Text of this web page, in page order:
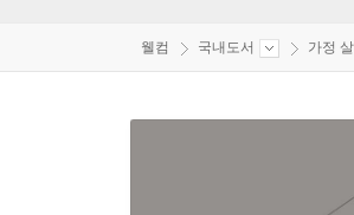
웰컴 국내도서 가정